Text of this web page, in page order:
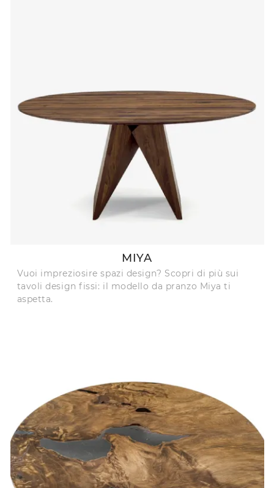
MIYA
Vuoi impreziosire spazi design? Scopri di più sui
tavoli design fissi: il modello da pranzo Miya ti
aspetta.